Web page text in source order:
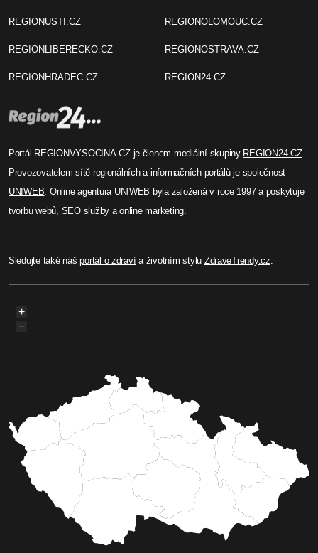
REGIONUSTI.CZ
REGIONLIBERECKO.CZ
REGIONHRADEC.CZ
REGIONOLOMOUC.CZ
REGIONOSTRAVA.CZ
REGION24.CZ
Portál REGIONVYSOCINA.CZ je členem mediální skupiny REGION24.CZ.
Provozovatelem sítě regionálních a informačních portálů je společnost
UNIWEB . Online agentura UNIWEB byla založená v roce 1997 a poskytuje
tvorbu webů, SEO služby a online marketing.
Sledujte také nášportál o zdravía životním stylu ZdraveTrendy.cz
+
−